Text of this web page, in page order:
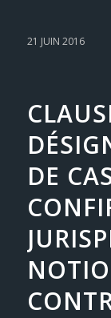
21 JUIN 2016
DE